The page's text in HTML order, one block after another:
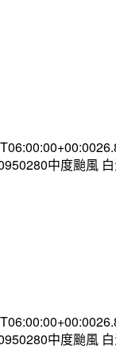
中度颱風
中度颱風